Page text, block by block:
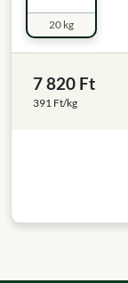
20 kg
7 820 Ft
391 Ft/kg